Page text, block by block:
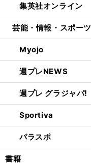
集英社オンライン
芸能・情報・スポーツ
Myojo
週プレNEWS
週プレ グラジャパ!
Sportiva
パラスポ
書籍